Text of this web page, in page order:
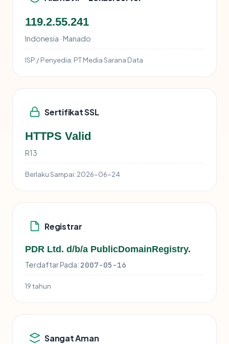
119.2.55.241
Indonesia · Manado
ISP / Penyedia: PT Media Sarana Data
Sertifikat SSL
HTTPS Valid
R13
Berlaku Sampai: 2026-06-24
Registrar
PDR Ltd. d/b/a PublicDomainRegistry.
Terdaftar Pada: 2007-05-16
19 tahun
Sangat Aman